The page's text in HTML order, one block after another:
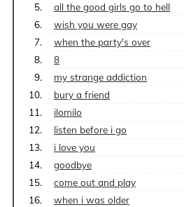
all the good girls go to hell
​​wish you were gay
​​when the party's over
8
my strange addiction
bury a friend
ilomilo
listen before i go
i love you
goodbye
come out and play
when i was older